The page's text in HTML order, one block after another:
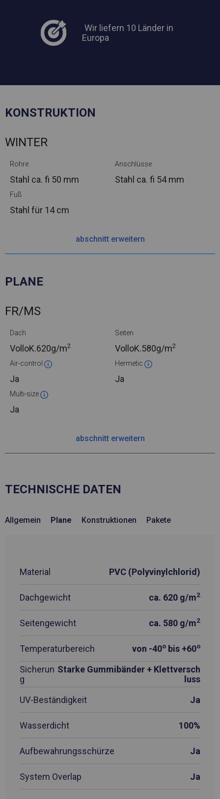
Wir liefern 10 Länder in
Europa
KONSTRUKTION
WINTER
Rohre
Stahl ca. fi 50 mm
Anschlüsse
Stahl ca. fi 54 mm
Fuß
Stahl für 14 cm
abschnitt erweitern
PLANE
FR/MS
Dach
VolloK.620g/m2
Seiten
VolloK.580g/m2
Air-control
Ja
Hermetic
Ja
Multi-size
Ja
abschnitt erweitern
TECHNISCHE DATEN
Allgemein Plane Konstruktionen Pakete
Material PVC (Polyvinylchlorid)
Dachgewicht ca. 620 g/m2
Seitengewicht ca. 580 g/m2
Temperaturbereich von -40o bis +60o
Sicherun
g
Starke Gummibänder + Klettversch
luss
UV-Beständigkeit
Ja
Wasserdicht 100%
Aufbewahrungsschürze Ja
System Overlap Ja